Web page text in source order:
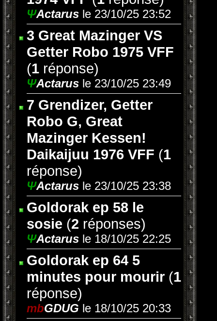
ΨActarus le 23/10/25 23:52
3 Great Mazinger VS
Getter Robo 1975 VFF
(1 réponse)
ΨActarus le 23/10/25 23:49
7 Grendizer, Getter
Robo G, Great
Mazinger Kessen!
Daikaijuu 1976 VFF (1
réponse)
ΨActarus le 23/10/25 23:38
Goldorak ep 58 le
sosie (2 réponses)
ΨActarus le 18/10/25 22:25
Goldorak ep 64 5
minutes pour mourir (1
réponse)
mbGDUG le 18/10/25 20:33